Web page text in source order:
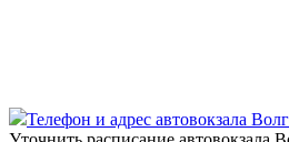
Телефон и адрес aвтовокзала